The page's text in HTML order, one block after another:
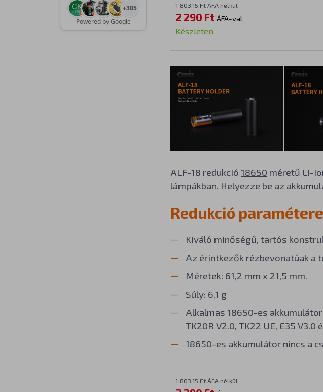
1 803,15 Ft ÁFA nélkül
2 290 Ft ÁFA-val
Készleten
ALF-18 redukció 18650 méretű Li-
lámpákban. Helyezze be az
Redukció
Kiváló minőségű, tartós
Az érintkezők rézbevonatúak a
Méretek: 61,2 mm x 21,5 mm.
Súly: 6,1 g
Alkalmas 18650-es
TK20R V2.0, TK22 UE, E35 V3.0
18650-es akkumulátor nincs a
1 803,15 Ft ÁFA nélkül
+305
Powered by Google